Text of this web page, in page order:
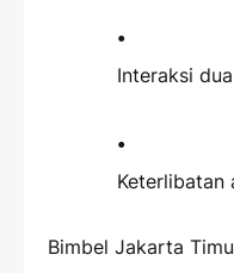
Interaksi
Keterlibatan
Bimbel Jakarta